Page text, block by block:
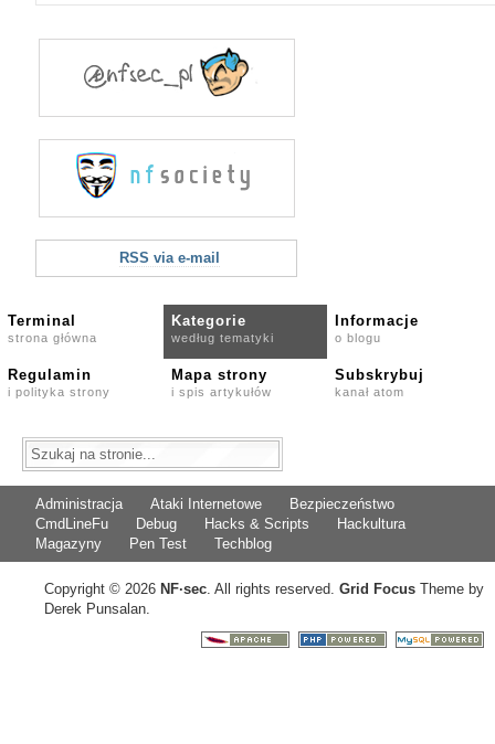
RSS via e-mail
Terminal
strona główna
Kategorie
według tematyki
Informacje
o blogu
Regulamin
i polityka strony
Mapa strony
i spis artykułów
Subskrybuj
kanał atom
Administracja Ataki Internetowe
Bezpieczeństwo
CmdLineFu
Debug Hacks & Scripts
Hackultura
Magazyny
Pen Test Techblog
Copyright © 2026 NF·sec. All rights reserved. Grid Focus Theme by
Derek Punsalan.